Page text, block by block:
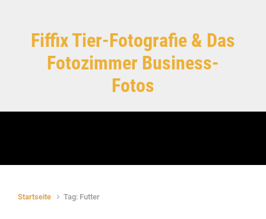
Fiffix Tier-Fotografie & Das
Fotozimmer Business-
Fotos
Startseite Tag: Futter